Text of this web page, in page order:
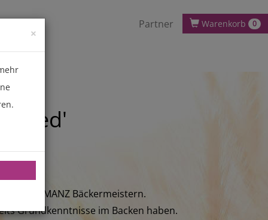
Partner Warenkorb 0
MANZ Bäckermeistern.
Grundkenntnisse im Backen haben.
×